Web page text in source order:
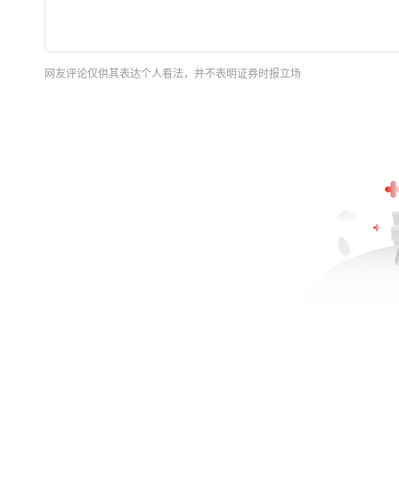
网友评论仅供其表达个人看法，并不表明证券时报立场